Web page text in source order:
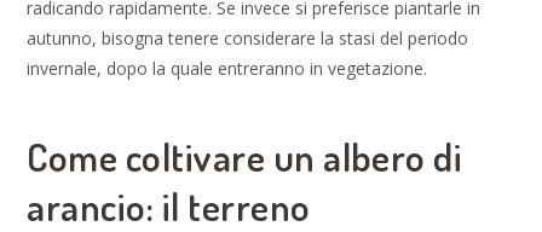
radicando rapidamente. Se invece si preferisce piantarle in
autunno, bisogna tenere considerare la stasi del periodo
invernale, dopo la quale entreranno in vegetazione.
Come coltivare un albero di
arancio: il terreno